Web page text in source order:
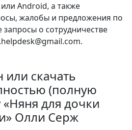
Android, а также
жалобы и предложения по
запросы о сотрудничестве
или скачать
(полную
для дочки
Олли Серж